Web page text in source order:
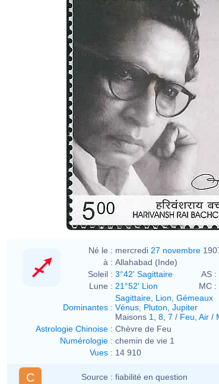
Né le : mercredi 27 novembre
à : Allahabad (Inde)
Soleil : 3°42' Sagittaire AS :
Lune : 21°52' Lion MC :
Dominantes :
Sagittaire Lion Gémeaux
Vénus Pluton Jupiter
Maisons 1 8 7 / Feu Air /
Astrologie Chinoise : Chèvre de Feu
Numérologie : chemin de vie 1
Vues : 14 910
C Source : fiabilité en question